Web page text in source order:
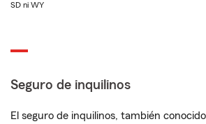
SD ni WY
Seguro de inquilinos
El seguro de inquilinos, también